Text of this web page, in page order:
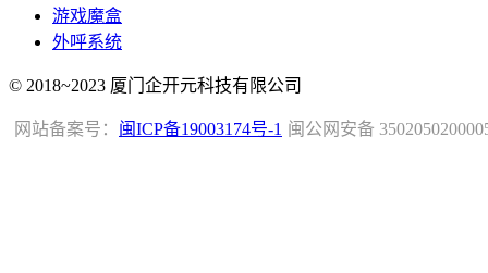
游戏魔盒
外呼系统
© 2018~2023 厦门企开元科技有限公司
闽公网安备
网站备案号： 闽ICP备19003174号-1